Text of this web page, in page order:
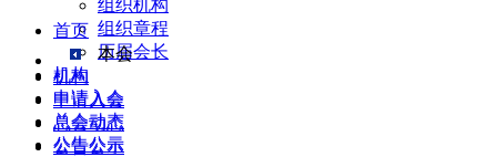
组织机构
组织章程
历届会长
机构
申请入会
总会动态
公告公示
首页
本会
机构
申请入会
总会动态
公告公示